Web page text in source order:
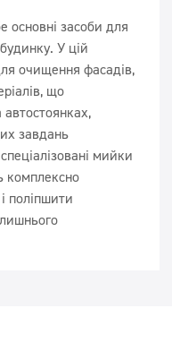
основні засоби для
У цій
очищення фасадів,
що
завдань
мийки
комплексно
поліпшити